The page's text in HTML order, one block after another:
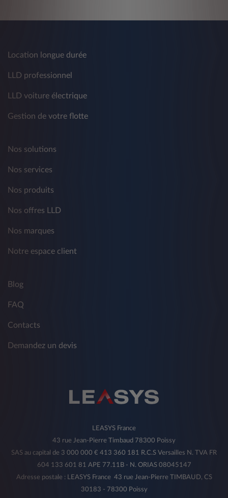
Location longue durée
LLD professionnel
LLD voiture électrique
Gestion de votre flotte
Nos solutions
Nos services
Nos produits
Nos offres LLD
Nos marques
Notre espace client
Blog
FAQ
Contacts
Demandez un devis
LEASYS France
43 rue Jean-Pierre Timbaud 78300 Poissy
SAS au capital de 3 000 000 € 413 360 181 R.C.S Versailles N. TVA FR
604 133 601 81 APE 77.11B - N. ORIAS 08045147
Adresse postale : LEASYS France 43 rue Jean-Pierre TIMBAUD, CS
30183 - 78300 Poissy